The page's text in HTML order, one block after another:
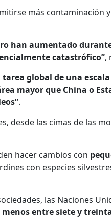
más contaminación
han aumentado
catastrófico”,
global de una
mayor que China o
.
desde las cimas de las
hacer cambios con
con especies
las Naciones
entre siete y